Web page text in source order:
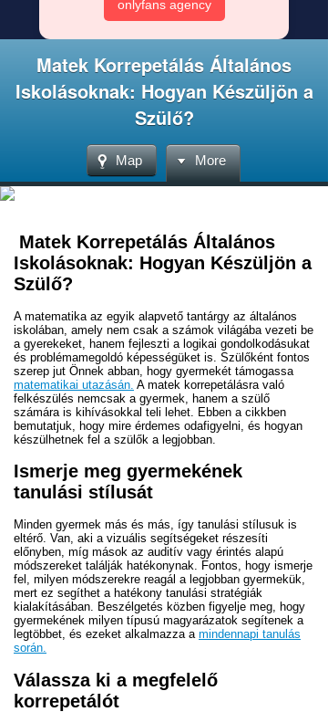
onlyfans agency
Matek Korrepetálás Általános
Iskolásoknak: Hogyan Készüljön a
Szülő?
Map More
Matek Korrepetálás Általános
Iskolásoknak: Hogyan Készüljön a
Szülő?
A matematika az egyik alapvető tantárgy az általános
iskolában, amely nem csak a számok világába vezeti be
a gyerekeket, hanem fejleszti a logikai gondolkodásukat
és problémamegoldó képességüket is. Szülőként fontos
szerep jut Önnek abban, hogy gyermekét támogassa
matematikai utazásán. A matek korrepetálásra való
felkészülés nemcsak a gyermek, hanem a szülő
számára is kihívásokkal teli lehet. Ebben a cikkben
bemutatjuk, hogy mire érdemes odafigyelni, és hogyan
készülhetnek fel a szülők a legjobban.
Ismerje meg gyermekének
tanulási stílusát
Minden gyermek más és más, így tanulási stílusuk is
eltérő. Van, aki a vizuális segítségeket részesíti
előnyben, míg mások az auditív vagy érintés alapú
módszereket találják hatékonynak. Fontos, hogy ismerje
fel, milyen módszerekre reagál a legjobban gyermekük,
mert ez segíthet a hatékony tanulási stratégiák
kialakításában. Beszélgetés közben figyelje meg, hogy
gyermekének milyen típusú magyarázatok segítenek a
legtöbbet, és ezeket alkalmazza a mindennapi tanulás
során.
Válassza ki a megfelelő
korrepetálót